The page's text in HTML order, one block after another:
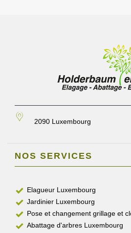
2090 Luxembourg
NOS SERVICES
Elagueur Luxembourg
Jardinier Luxembourg
Pose et changement grillage et
Abattage d'arbres Luxembourg